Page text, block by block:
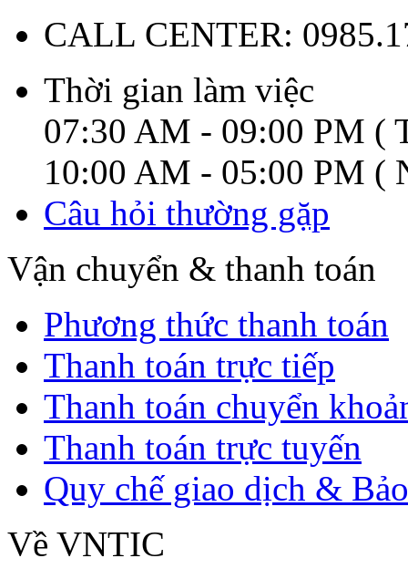
CALL CENTER:
Thời gian làm việc
07:30 AM - 09:00 PM (
10:00 AM - 05:00 PM (
Câu hỏi thường gặp
Vận chuyển & thanh toán
Phương thức thanh toán
Thanh toán trực tiếp
Thanh toán chuyển
Thanh toán trực tuyến
Quy chế giao dịch &
Về VNTIC